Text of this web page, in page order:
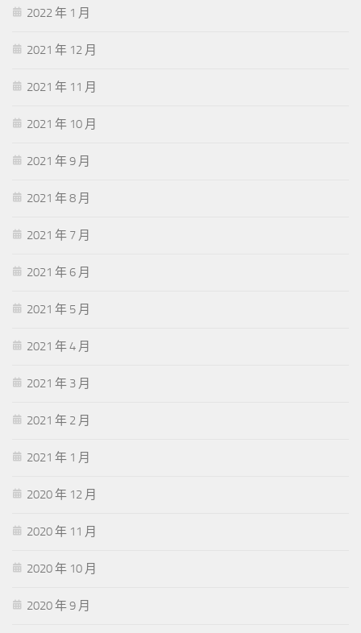
2022 年 1 月
2021 年 12 月
2021 年 11 月
2021 年 10 月
2021 年 9 月
2021 年 8 月
2021 年 7 月
2021 年 6 月
2021 年 5 月
2021 年 4 月
2021 年 3 月
2021 年 2 月
2021 年 1 月
2020 年 12 月
2020 年 11 月
2020 年 10 月
2020 年 9 月